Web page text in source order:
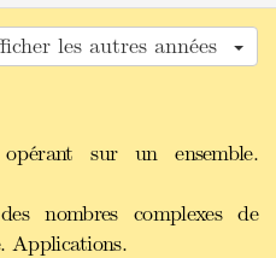
les autres années
sur un ensemble.
nombres complexes de
Applications.